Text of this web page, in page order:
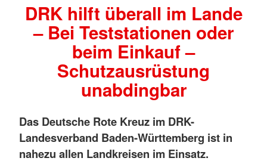
DRK hilft überall im Lande
– Bei Teststationen oder
beim Einkauf –
Schutzausrüstung
unabdingbar
Das Deutsche Rote Kreuz im DRK-
Landesverband Baden-Württemberg ist in
nahezu allen Landkreisen im Einsatz.